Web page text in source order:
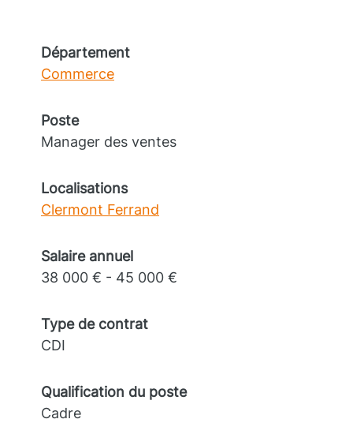
Département
Commerce
Poste
Manager des ventes
Localisations
Clermont Ferrand
Salaire annuel
38 000 € - 45 000 €
Type de contrat
CDI
Qualification du poste
Cadre